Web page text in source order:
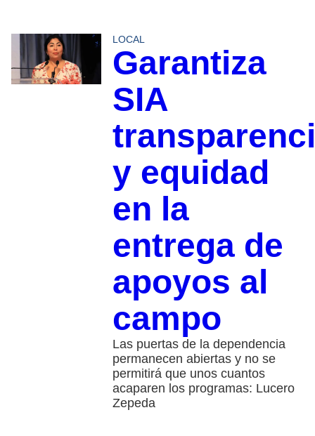
LOCAL
Garantiza
SIA
y equidad
en la
entrega de
apoyos al
campo
Las puertas de la dependencia
permanecen abiertas y no se
permitirá que unos cuantos
acaparen los programas: Lucero
Zepeda